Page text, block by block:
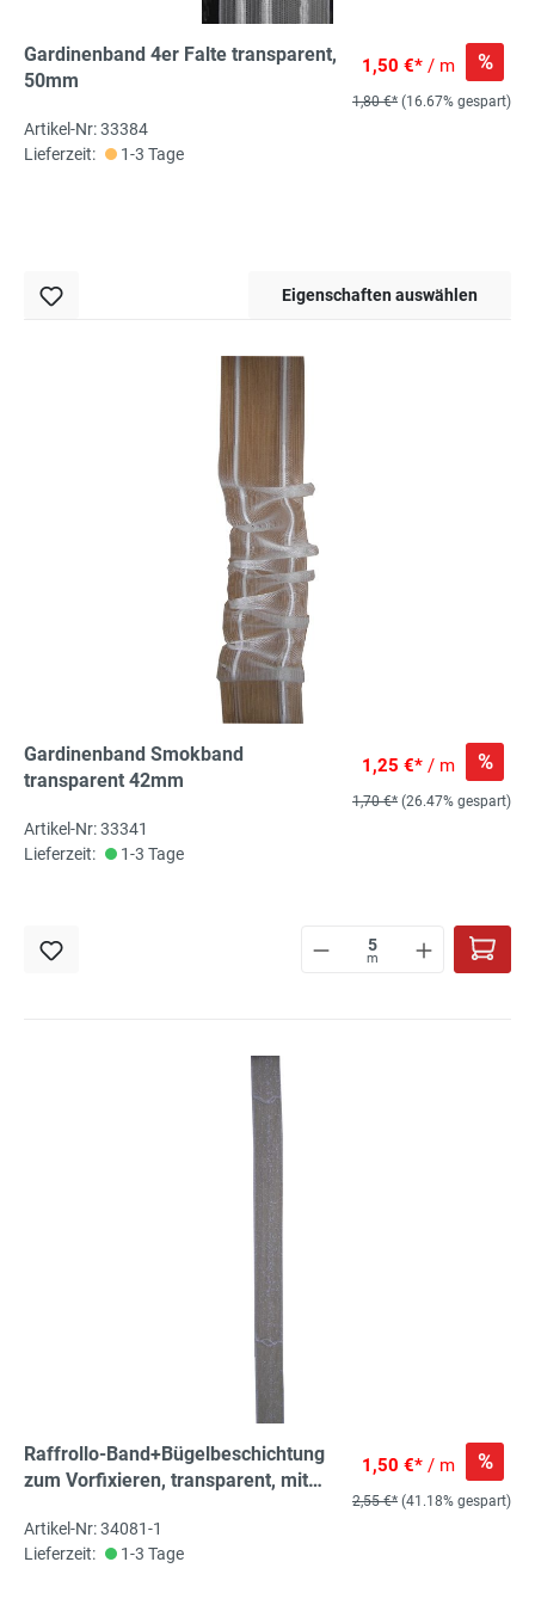
Gardinenband 4er Falte transparent,
50mm
1,50 €* / m %
1,80 €* (16.67% gespart)
Artikel-Nr: 33384
Lieferzeit:
1-3 Tage
Eigenschaften auswählen
Gardinenband Smokband
transparent 42mm
1,25 €* / m %
1,70 €* (26.47% gespart)
Artikel-Nr: 33341
Lieferzeit:
1-3 Tage
m
Raffrollo-Band+Bügelbeschichtung
zum Vorfixieren, transparent, mit
1,50 €* / m %
2,55 €* (41.18% gespart)
Artikel-Nr: 34081-1
Lieferzeit:
1-3 Tage